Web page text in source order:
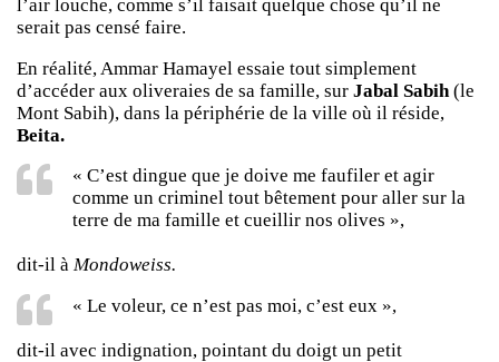
l’air louche, comme s’il faisait quelque chose qu’il ne
serait pas censé faire.
En réalité, Ammar Hamayel essaie tout simplement
d’accéder aux oliveraies de sa famille, sur Jabal Sabih (le
Mont Sabih), dans la périphérie de la ville où il réside,
Beita.
« C’est dingue que je doive me faufiler et agir
comme un criminel tout bêtement pour aller sur la
terre de ma famille et cueillir nos olives »,
dit-il à Mondoweiss.
« Le voleur, ce n’est pas moi, c’est eux »,
dit-il avec indignation, pointant du doigt un petit